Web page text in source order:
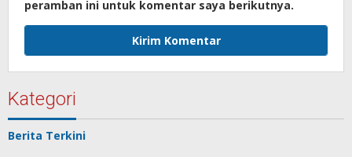
peramban ini untuk komentar saya berikutnya.
Kategori
Berita Terkini